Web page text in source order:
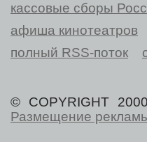
кассовые сборы
афиша кинотеатров
полный RSS-поток
© COPYRIGHT
Размещение